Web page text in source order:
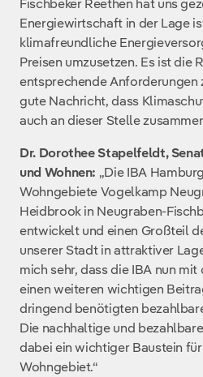
Fischbeker Reethen hat uns
Energiewirtschaft in der Lage
klimafreundliche
Preisen umzusetzen. Es ist die
entsprechende Anforderungen
gute Nachricht, dass
auch an dieser Stelle
Dr. Dorothee Stapelfeldt,
und Wohnen: „Die IBA
Wohngebiete Vogelkamp
Heidbrook in Neugraben-
entwickelt und einen Großteil
unserer Stadt in attraktiver
mich sehr, dass die IBA nun
einen weiteren wichtigen
dringend benötigten
Die nachhaltige und
dabei ein wichtiger Baustein
Wohngebiet.“